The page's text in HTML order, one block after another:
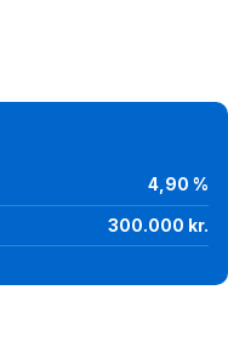
4,90 %
300.000 kr.